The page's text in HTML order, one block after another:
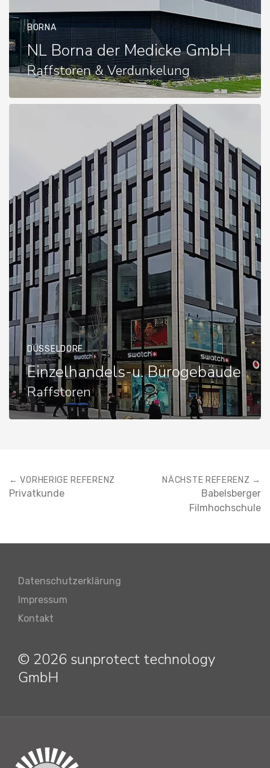
BORNA
NL Borna der Medicke GmbH
Raffstoren & Verdunkelung
DÜSSELDORF
Einzelhandels-u. Bürogebäude
Raffstoren
← VORHERIGE REFERENZ
Privatkunde
NÄCHSTE REFERENZ →
Babelsberger
Filmhochschule
© 2026 sunprotect technology
GmbH
Datenschutzerklärung
Impressum
Kontakt